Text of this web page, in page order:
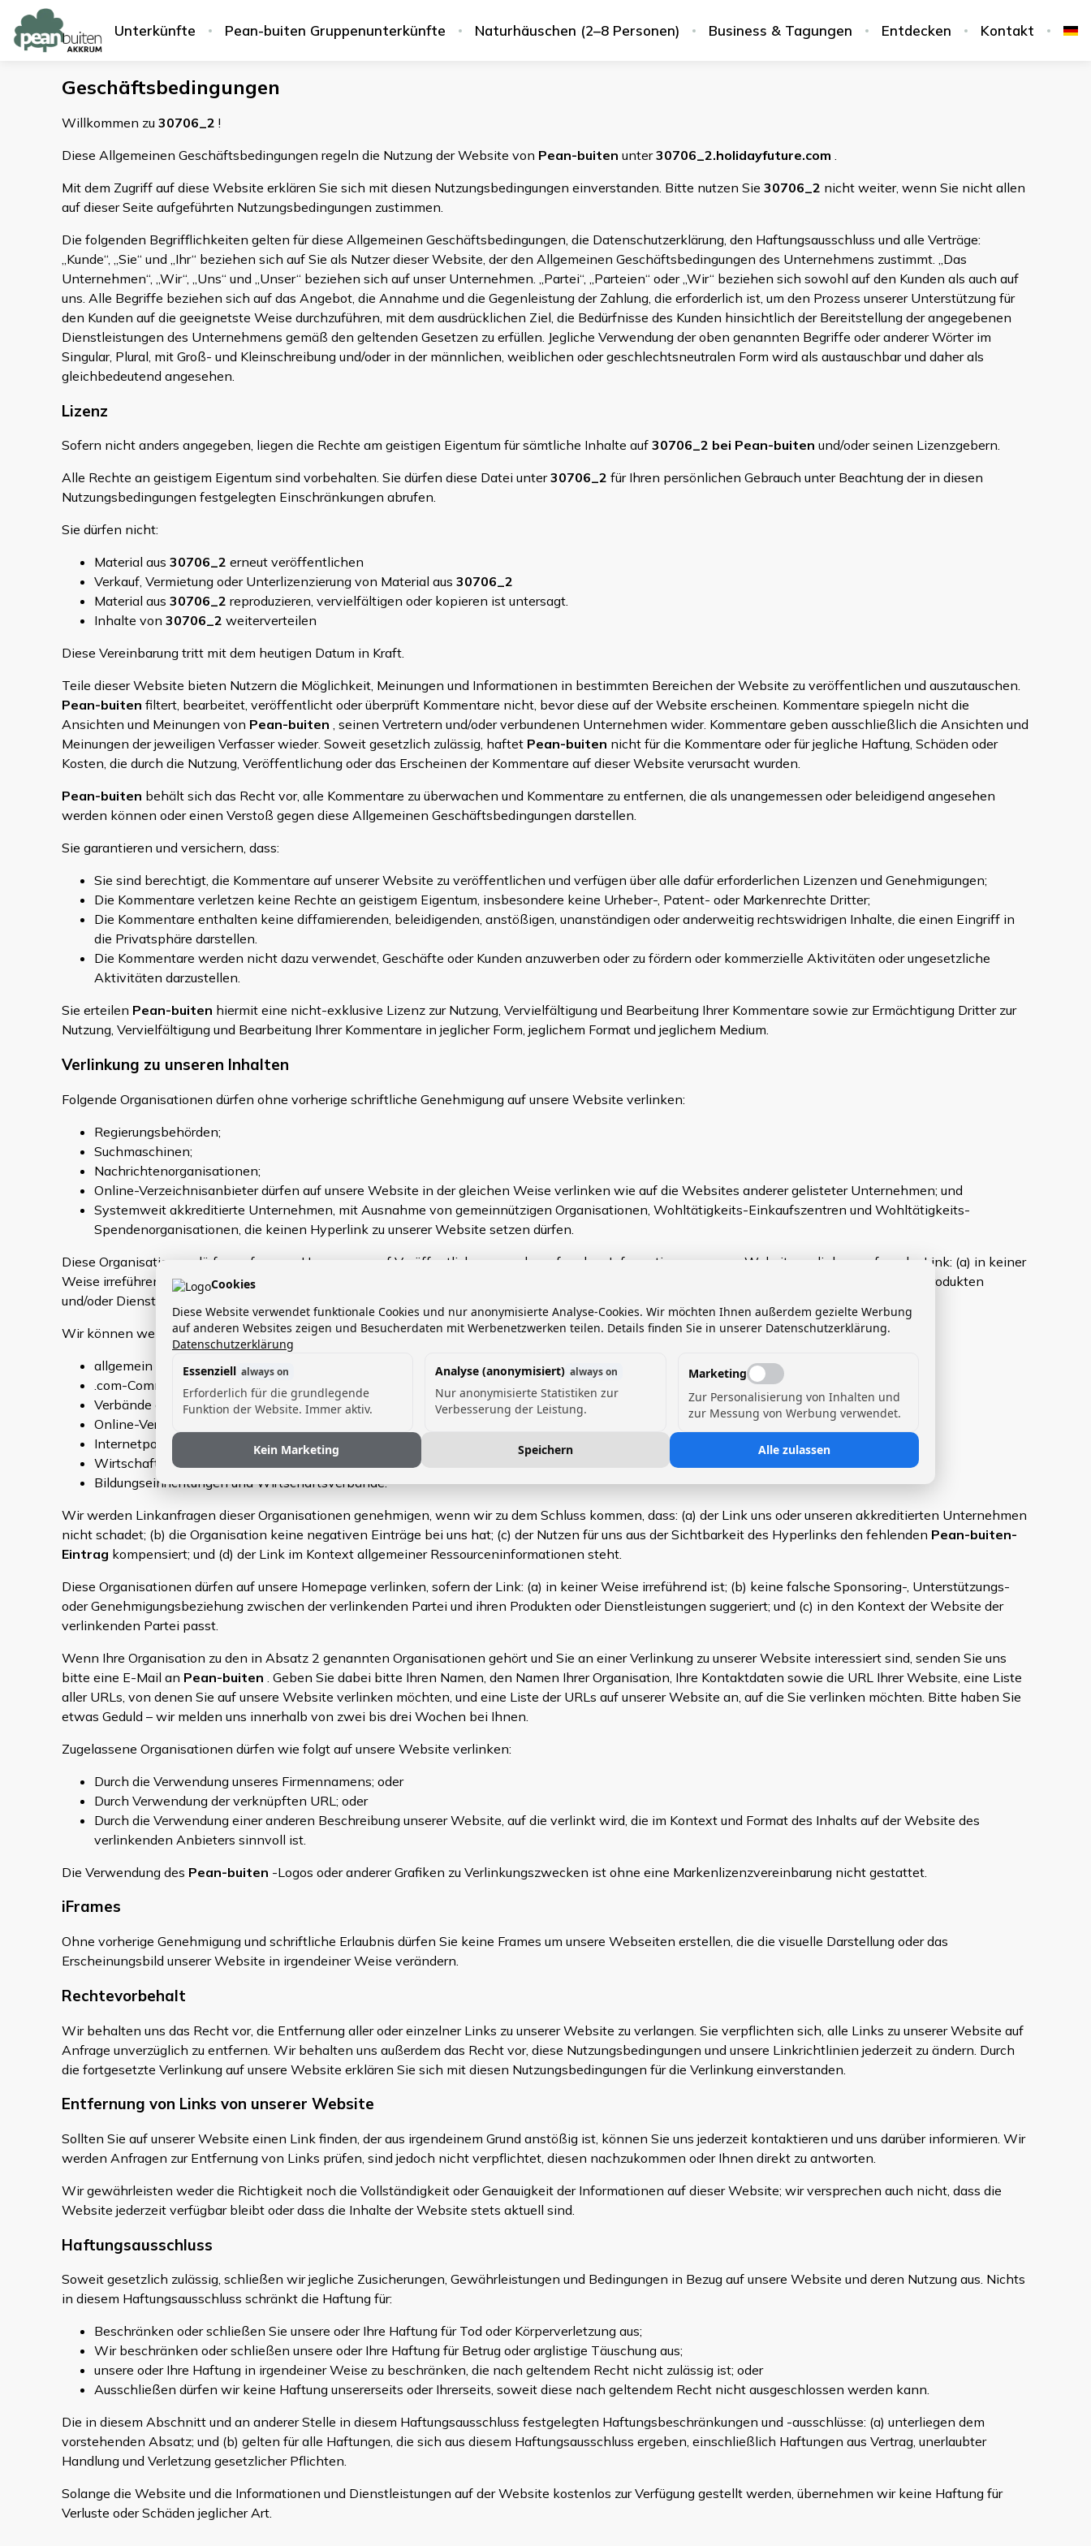
Unterkünfte Pean-buiten Gruppenunterkünfte Naturhäuschen (2–8 Personen) Business & Tagungen Entdecken Kontakt
Geschäftsbedingungen
Willkommen zu 30706_2 !
Diese Allgemeinen Geschäftsbedingungen regeln die Nutzung der Website von Pean-buiten unter30706_2.holidayfuture.com
Mit dem Zugriff auf diese Website erklären Sie sich mit diesen Nutzungsbedingungen einverstanden. Bitte nutzen Sie 30706_2 nicht weiter, wenn Sie nicht allen
auf dieser Seite aufgeführten Nutzungsbedingungen zustimmen.
Die folgenden Begrifflichkeiten gelten für diese Allgemeinen Geschäftsbedingungen, die Datenschutzerklärung, den Haftungsausschluss und alle Verträge:
„Kunde“, „Sie“ und „Ihr“ beziehen sich auf Sie als Nutzer dieser Website, der den Allgemeinen Geschäftsbedingungen des Unternehmens zustimmt. „Das
Unternehmen“, „Wir“, „Uns“ und „Unser“ beziehen sich auf unser Unternehmen. „Partei“, „Parteien“ oder „Wir“ beziehen sich sowohl auf den Kunden als auch auf
uns. Alle Begriffe beziehen sich auf das Angebot, die Annahme und die Gegenleistung der Zahlung, die erforderlich ist, um den Prozess unserer Unterstützung für
den Kunden auf die geeignetste Weise durchzuführen, mit dem ausdrücklichen Ziel, die Bedürfnisse des Kunden hinsichtlich der Bereitstellung der angegebenen
Dienstleistungen des Unternehmens gemäß den geltenden Gesetzen zu erfüllen. Jegliche Verwendung der oben genannten Begriffe oder anderer Wörter im
Singular, Plural, mit Groß- und Kleinschreibung und/oder in der männlichen, weiblichen oder geschlechtsneutralen Form wird als austauschbar und daher als
gleichbedeutend angesehen.
Lizenz
Sofern nicht anders angegeben, liegen die Rechte am geistigen Eigentum für sämtliche Inhalte auf 30706_2 bei Pean-buiten und/oder seinen Lizenzgebern.
Alle Rechte an geistigem Eigentum sind vorbehalten. Sie dürfen diese Datei unter30706_2 für Ihren persönlichen Gebrauch unter Beachtung der in diesen
Nutzungsbedingungen festgelegten Einschränkungen abrufen.
Sie dürfen nicht:
Material aus 30706_2 erneut veröffentlichen
Verkauf, Vermietung oder Unterlizenzierung von Material aus 30706_2
Material aus 30706_2 reproduzieren, vervielfältigen oder kopieren ist untersagt.
Inhalte von 30706_2 weiterverteilen
Diese Vereinbarung tritt mit dem heutigen Datum in Kraft.
Teile dieser Website bieten Nutzern die Möglichkeit, Meinungen und Informationen in bestimmten Bereichen der Website zu veröffentlichen und auszutauschen.
Pean-buiten filtert, bearbeitet, veröffentlicht oder überprüft Kommentare nicht, bevor diese auf der Website erscheinen. Kommentare spiegeln nicht die
Ansichten und Meinungen von Pean-buiten , seinen Vertretern und/oder verbundenen Unternehmen wider. Kommentare geben ausschließlich die Ansichten und
Meinungen der jeweiligen Verfasser wieder. Soweit gesetzlich zulässig, haftet Pean-buiten nicht für die Kommentare oder für jegliche Haftung, Schäden oder
Kosten, die durch die Nutzung, Veröffentlichung oder das Erscheinen der Kommentare auf dieser Website verursacht wurden.
Pean-buiten behält sich das Recht vor, alle Kommentare zu überwachen und Kommentare zu entfernen, die als unangemessen oder beleidigend angesehen
werden können oder einen Verstoß gegen diese Allgemeinen Geschäftsbedingungen darstellen.
Sie garantieren und versichern, dass:
Sie sind berechtigt, die Kommentare auf unserer Website zu veröffentlichen und verfügen über alle dafür erforderlichen Lizenzen und Genehmigungen;
Die Kommentare verletzen keine Rechte an geistigem Eigentum, insbesondere keine Urheber-, Patent- oder Markenrechte Dritter;
Die Kommentare enthalten keine diffamierenden, beleidigenden, anstößigen, unanständigen oder anderweitig rechtswidrigen Inhalte, die einen Eingriff in
die Privatsphäre darstellen.
Die Kommentare werden nicht dazu verwendet, Geschäfte oder Kunden anzuwerben oder zu fördern oder kommerzielle Aktivitäten oder ungesetzliche
Aktivitäten darzustellen.
Sie erteilen Pean-buiten hiermit eine nicht-exklusive Lizenz zur Nutzung, Vervielfältigung und Bearbeitung Ihrer Kommentare sowie zur Ermächtigung Dritter zur
Nutzung, Vervielfältigung und Bearbeitung Ihrer Kommentare in jeglicher Form, jeglichem Format und jeglichem Medium.
Verlinkung zu unseren Inhalten
Folgende Organisationen dürfen ohne vorherige schriftliche Genehmigung auf unsere Website verlinken:
Regierungsbehörden;
Suchmaschinen;
Nachrichtenorganisationen;
Online-Verzeichnisanbieter dürfen auf unsere Website in der gleichen Weise verlinken wie auf die Websites anderer gelisteter Unternehmen; und
Systemweit akkreditierte Unternehmen, mit Ausnahme von gemeinnützigen Organisationen, Wohltätigkeits-Einkaufszentren und Wohltätigkeits-
Spendenorganisationen, die keinen Hyperlink zu unserer Website setzen dürfen.
Diese Organisationen dürfen auf unsere Homepage, auf Veröffentlichungen oder auf andere Informationen unserer Website verlinken, sofern der Link: (a) in keiner
Weise irreführend ist; (b) keine falsche Sponsoring-, Unterstützungs- oder Genehmigungsbeziehung zwischen der verlinkenden Partei und ihren Produkten
und/oder Dienstleistungen suggeriert; und (c) in den Kontext der Website der verlinkenden Partei passt.
Wir können weitere Linkanfragen von folgenden Arten von Organisationen prüfen und genehmigen:
allgemein bekannte Informationsquellen für Verbraucher und/oder Unternehmen;
.com-Community-Websites;
Verbände oder andere Gruppen, die Wohltätigkeitsorganisationen vertreten;
Online-Verzeichnisvertreiber;
Internetportale;
Wirtschaftsprüfungs-, Anwalts- und Beratungsfirmen; und
Bildungseinrichtungen und Wirtschaftsverbände.
Wir werden Linkanfragen dieser Organisationen genehmigen, wenn wir zu dem Schluss kommen, dass: (a) der Link uns oder unseren akkreditierten Unternehmen
nicht schadet; (b) die Organisation keine negativen Einträge bei uns hat; (c) der Nutzen für uns aus der Sichtbarkeit des Hyperlinks den fehlenden Pean-buiten-
Eintrag kompensiert; und (d) der Link im Kontext allgemeiner Ressourceninformationen steht.
Diese Organisationen dürfen auf unsere Homepage verlinken, sofern der Link: (a) in keiner Weise irreführend ist; (b) keine falsche Sponsoring-, Unterstützungs-
oder Genehmigungsbeziehung zwischen der verlinkenden Partei und ihren Produkten oder Dienstleistungen suggeriert; und (c) in den Kontext der Website der
verlinkenden Partei passt.
Wenn Ihre Organisation zu den in Absatz 2 genannten Organisationen gehört und Sie an einer Verlinkung zu unserer Website interessiert sind, senden Sie uns
bitte eine E-Mail an Pean-buiten . Geben Sie dabei bitte Ihren Namen, den Namen Ihrer Organisation, Ihre Kontaktdaten sowie die URL Ihrer Website, eine Liste
aller URLs, von denen Sie auf unsere Website verlinken möchten, und eine Liste der URLs auf unserer Website an, auf die Sie verlinken möchten. Bitte haben Sie
etwas Geduld – wir melden uns innerhalb von zwei bis drei Wochen bei Ihnen.
Zugelassene Organisationen dürfen wie folgt auf unsere Website verlinken:
Durch die Verwendung unseres Firmennamens; oder
Durch Verwendung der verknüpften URL; oder
Durch die Verwendung einer anderen Beschreibung unserer Website, auf die verlinkt wird, die im Kontext und Format des Inhalts auf der Website des
verlinkenden Anbieters sinnvoll ist.
Die Verwendung des Pean-buiten -Logos oder anderer Grafiken zu Verlinkungszwecken ist ohne eine Markenlizenzvereinbarung nicht gestattet.
iFrames
Ohne vorherige Genehmigung und schriftliche Erlaubnis dürfen Sie keine Frames um unsere Webseiten erstellen, die die visuelle Darstellung oder das
Erscheinungsbild unserer Website in irgendeiner Weise verändern.
Rechtevorbehalt
Wir behalten uns das Recht vor, die Entfernung aller oder einzelner Links zu unserer Website zu verlangen. Sie verpflichten sich, alle Links zu unserer Website auf
Anfrage unverzüglich zu entfernen. Wir behalten uns außerdem das Recht vor, diese Nutzungsbedingungen und unsere Linkrichtlinien jederzeit zu ändern. Durch
die fortgesetzte Verlinkung auf unsere Website erklären Sie sich mit diesen Nutzungsbedingungen für die Verlinkung einverstanden.
Entfernung von Links von unserer Website
Sollten Sie auf unserer Website einen Link finden, der aus irgendeinem Grund anstößig ist, können Sie uns jederzeit kontaktieren und uns darüber informieren. Wir
werden Anfragen zur Entfernung von Links prüfen, sind jedoch nicht verpflichtet, diesen nachzukommen oder Ihnen direkt zu antworten.
Wir gewährleisten weder die Richtigkeit noch die Vollständigkeit oder Genauigkeit der Informationen auf dieser Website; wir versprechen auch nicht, dass die
Website jederzeit verfügbar bleibt oder dass die Inhalte der Website stets aktuell sind.
Haftungsausschluss
Soweit gesetzlich zulässig, schließen wir jegliche Zusicherungen, Gewährleistungen und Bedingungen in Bezug auf unsere Website und deren Nutzung aus. Nichts
in diesem Haftungsausschluss schränkt die Haftung für:
Beschränken oder schließen Sie unsere oder Ihre Haftung für Tod oder Körperverletzung aus;
Wir beschränken oder schließen unsere oder Ihre Haftung für Betrug oder arglistige Täuschung aus;
unsere oder Ihre Haftung in irgendeiner Weise zu beschränken, die nach geltendem Recht nicht zulässig ist; oder
Ausschließen dürfen wir keine Haftung unsererseits oder Ihrerseits, soweit diese nach geltendem Recht nicht ausgeschlossen werden kann.
Die in diesem Abschnitt und an anderer Stelle in diesem Haftungsausschluss festgelegten Haftungsbeschränkungen und -ausschlüsse: (a) unterliegen dem
vorstehenden Absatz; und (b) gelten für alle Haftungen, die sich aus diesem Haftungsausschluss ergeben, einschließlich Haftungen aus Vertrag, unerlaubter
Handlung und Verletzung gesetzlicher Pflichten.
Solange die Website und die Informationen und Dienstleistungen auf der Website kostenlos zur Verfügung gestellt werden, übernehmen wir keine Haftung für
Verluste oder Schäden jeglicher Art.
Cookies
Diese Website verwendet funktionale Cookies und nur anonymisierte Analyse-Cookies. Wir möchten Ihnen außerdem gezielte Werbung
auf anderen Websites zeigen und Besucherdaten mit Werbenetzwerken teilen. Details finden Sie in unserer Datenschutzerklärung.
Datenschutzerklärung
Essenziell always on
Erforderlich für die grundlegende
Funktion der Website. Immer aktiv.
Analyse (anonymisiert) always on
Nur anonymisierte Statistiken zur
Verbesserung der Leistung.
Marketing
Zur Personalisierung von Inhalten und
zur Messung von Werbung verwendet.
Kein Marketing Speichern Alle zulassen